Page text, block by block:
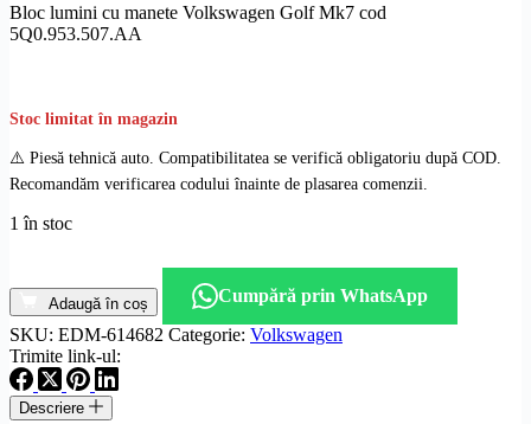
Bloc lumini cu manete Volkswagen Golf Mk7 cod
5Q0.953.507.AA
Stoc limitat în magazin
⚠️ Piesă tehnică auto. Compatibilitatea se verifică obligatoriu după COD.
Recomandăm verificarea codului înainte de plasarea comenzii.
1 în stoc
Bloc
lumini
cu
manete
Volkswagen
Golf
Mk7
Adaugă în coș
Cumpără prin WhatsApp
SKU: EDM-614682 Categorie: Volkswagen
Trimite link-ul:
Descriere